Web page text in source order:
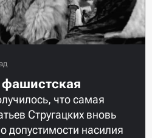
фашистская
что самая
Стругацких вновь
насилия